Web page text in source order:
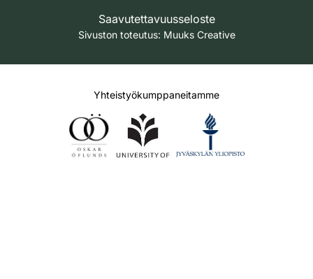
Saavutettavuusseloste
Sivuston toteutus: Muuks Creative
Yhteistyökumppaneitamme